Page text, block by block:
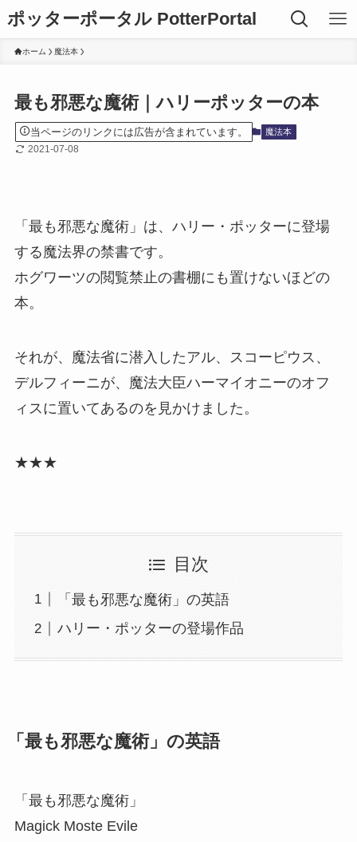
ポッターポータル PotterPortal
ホーム 魔法本
最も邪悪な魔術｜ハリーポッターの本
当ページのリンクには広告が含まれています。 魔法本
2021-07-08
「最も邪悪な魔術」は、ハリー・ポッターに登場
する魔法界の禁書です。
ホグワーツの閲覧禁止の書棚にも置けないほどの
本。
それが、魔法省に潜入したアル、スコーピウス、
デルフィーニが、魔法大臣ハーマイオニーのオフ
ィスに置いてあるのを見かけました。
★★★
目次
「最も邪悪な魔術」の英語
ハリー・ポッターの登場作品
「最も邪悪な魔術」の英語
「最も邪悪な魔術」
Magick Moste Evile